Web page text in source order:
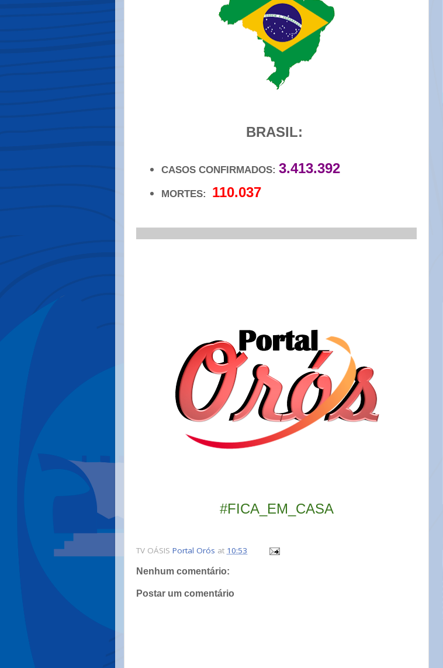
BRASIL:
CASOS CONFIRMADOS:3.413.392
MORTES: 110.037
#FICA_EM_CASA
TV OÁSIS Portal Orós at 10:53
Nenhum comentário:
Postar um comentário